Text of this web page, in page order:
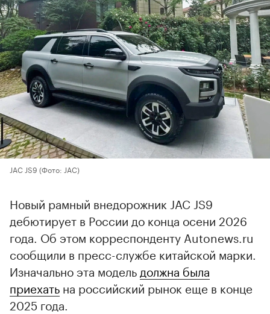
JAC JS9 (Фото: JAC)
Новый рамный внедорожник JAC JS9
дебютирует в России до конца осени 2026
года. Об этом корреспонденту Autonews.ru
сообщили в пресс-службе китайской марки.
Изначально эта модель должна была
приехать на российский рынок еще в конце
2025 года.